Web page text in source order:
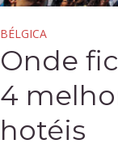
BÉLGICA
Onde
4
hotéis